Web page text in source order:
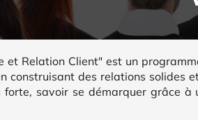
et Relation Client" est un
construisant des relations solides
forte, savoir se démarquer grâce